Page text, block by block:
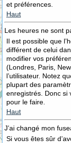
et préférences.
Haut
Les heures ne sont
Il est possible que
différent de celui
modifier vos
(Londres, Paris,
l’utilisateur. Notez
plupart des
enregistrés. Donc si
pour le faire.
Haut
J’ai changé mon
Si vous êtes sûr